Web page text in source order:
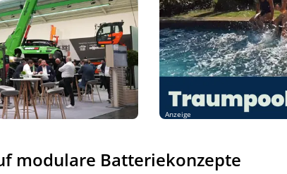
Anzeige
modulare Batteriekonzepte